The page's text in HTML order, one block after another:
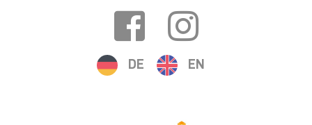
DE EN